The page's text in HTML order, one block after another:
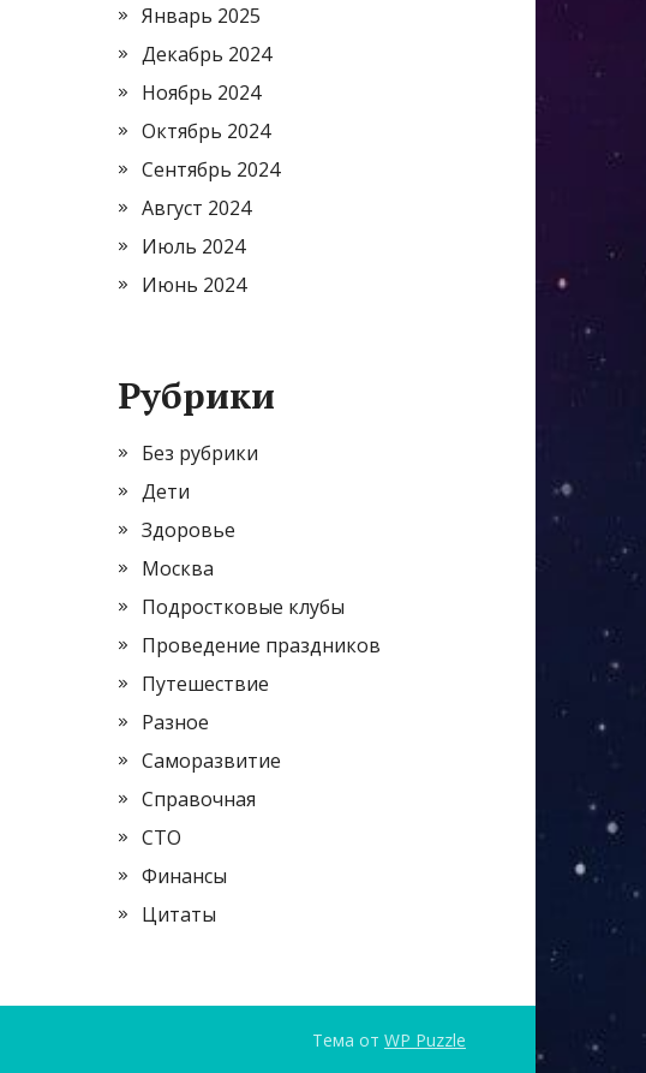
Январь 2025
Декабрь 2024
Ноябрь 2024
Октябрь 2024
Сентябрь 2024
Август 2024
Июль 2024
Июнь 2024
Рубрики
Без рубрики
Дети
Здоровье
Москва
Подростковые клубы
Проведение праздников
Путешествие
Разное
Саморазвитие
Справочная
СТО
Финансы
Цитаты
Тема от WP Puzzle